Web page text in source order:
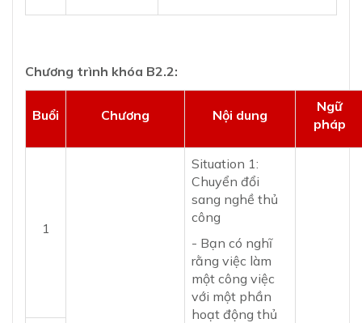
Chương trình khóa B2.2:
Buổi Chương Nội dung
Ngữ
pháp
1
Situation 1:
Chuyển đổi
sang nghề thủ
công
- Bạn có nghĩ
rằng việc làm
một công việc
với một phần
hoạt động thủ